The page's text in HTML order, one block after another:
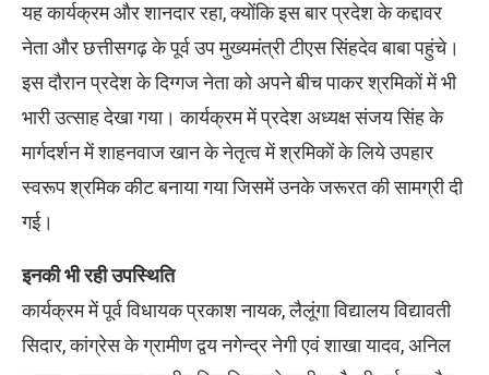
यह कार्यक्रम और शानदार रहा, क्योंकि इस बार प्रदेश के कद्दावर
नेता और छत्तीसगढ़ के पूर्व उप मुख्यमंत्री टीएस सिंहदेव बाबा पहुंचे।
इस दौरान प्रदेश के दिग्गज नेता को अपने बीच पाकर श्रमिकों में भी
भारी उत्साह देखा गया। कार्यक्रम में प्रदेश अध्यक्ष संजय सिंह के
मार्गदर्शन में शाहनवाज खान के नेतृत्व में श्रमिकों के लिये उपहार
स्वरूप श्रमिक कीट बनाया गया जिसमें उनके जरूरत की सामग्री दी
गई।
इनकी भी रही उपस्थिति
कार्यक्रम में पूर्व विधायक प्रकाश नायक, लैलूंगा विद्यालय विद्यावती
सिदार, कांग्रेस के ग्रामीण द्वय नगेन्द्र नेगी एवं शाखा यादव, अनिल